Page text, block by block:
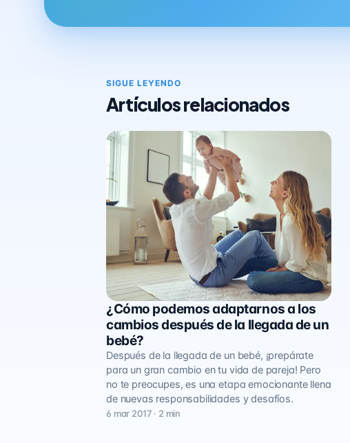
SIGUE LEYENDO
Artículos relacionados
Mi familia
¿Cómo podemos adaptarnos a los
cambios después de la llegada de un
bebé?
Después de la llegada de un bebé, ¡prepárate
para un gran cambio en tu vida de pareja! Pero
no te preocupes, es una etapa emocionante llena
de nuevas responsabilidades y desafíos.
6 mar 2017 · 2 min